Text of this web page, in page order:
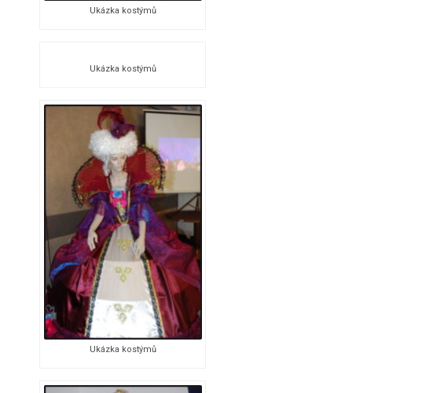
Ukázka kostýmů
Ukázka kostýmů
Ukázka kostýmů